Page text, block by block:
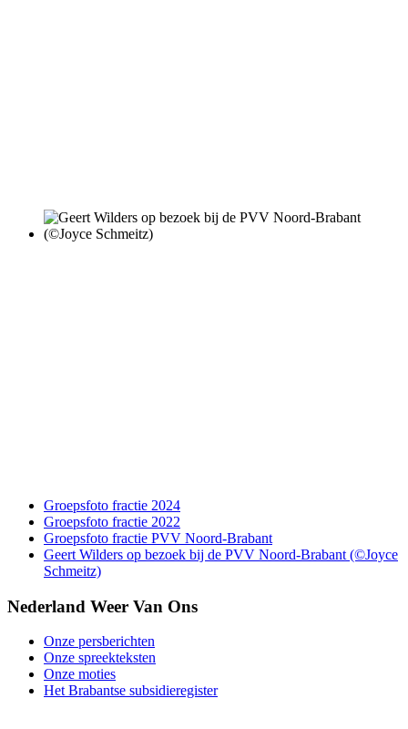
Groepsfoto fractie 2024
Groepsfoto fractie 2022
Groepsfoto fractie PVV Noord-Brabant
Geert Wilders op bezoek bij de PVV Noord-Brabant (©Joyce
Schmeitz)
Nederland Weer Van Ons
Onze persberichten
Onze spreekteksten
Onze moties
Het Brabantse subsidieregister